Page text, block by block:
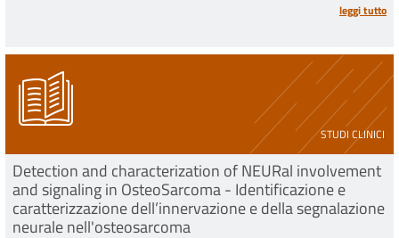
leggi tutto
STUDI CLINICI
Detection and characterization of NEURal involvement
and signaling in OsteoSarcoma - Identificazione e
caratterizzazione dell’innervazione e della segnalazione
neurale nell'osteosarcoma